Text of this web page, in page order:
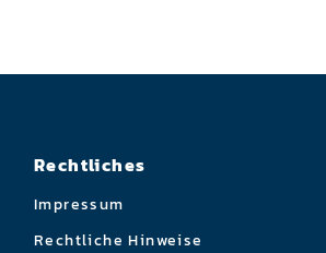
Rechtliches
Impressum
Rechtliche Hinweise